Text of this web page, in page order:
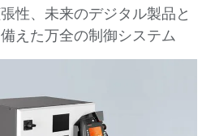
性、未来のデジタル製品と
えた万全の制御システム